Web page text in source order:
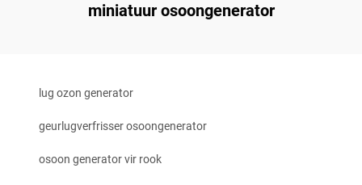
miniatuur osoongenerator
lug ozon generator
geurlugverfrisser osoongenerator
osoon generator vir rook